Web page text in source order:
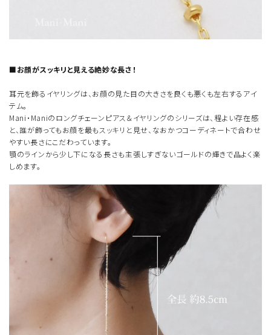
■お顔がスッキリと見える絶妙な長さ！
耳元を飾るイヤリングは、お顔の見た目の大きさを良くも悪くも左右するアイ
テム。
Mani・Maniのロングチェーンピアス＆イヤリングのシリーズは、程よい存在感
と、誰が飾ってもお顔を最もスッキリと見せ、なおかつコーディネートで合わせ
やすい長さにこだわっています。
顎のラインから少し下になる長さも主張しすぎないゴールドの輝きで品よく楽
しめます。